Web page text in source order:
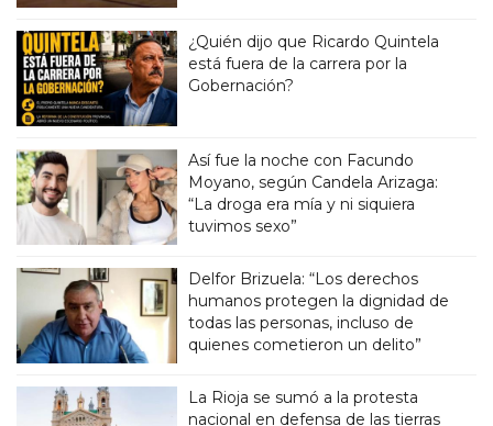
¿Quién dijo que Ricardo Quintela
está fuera de la carrera por la
Gobernación?
Así fue la noche con Facundo
Moyano, según Candela Arizaga:
“La droga era mía y ni siquiera
tuvimos sexo”
Delfor Brizuela: “Los derechos
humanos protegen la dignidad de
todas las personas, incluso de
quienes cometieron un delito”
La Rioja se sumó a la protesta
nacional en defensa de las tierras